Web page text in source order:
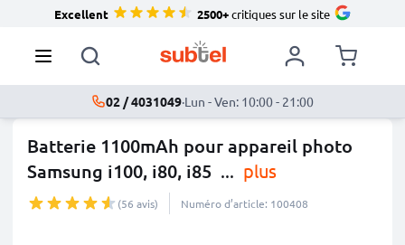
Excellent 2500+critiques sur le site
02 / 4031049·Lun - Ven: 10:00 - 21:00
Batterie 1100mAh pour appareil photo
Samsung i100, i80, i85 ... plus
(56 avis) Numéro d’article: 100408